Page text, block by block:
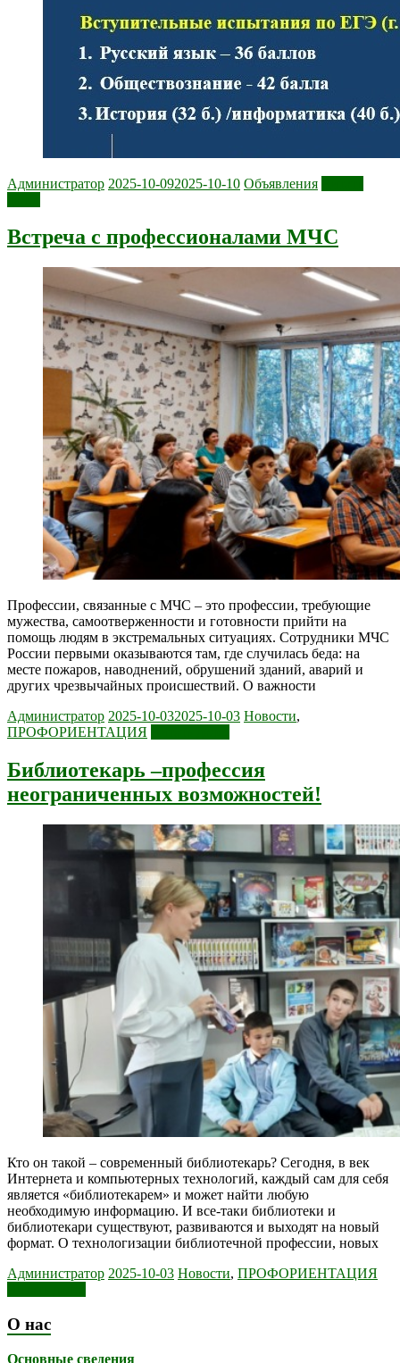
Администратор 2025-10-092025-10-10 Объявления
Встреча с профессионалами МЧС
Профессии, связанные с МЧС – это профессии, требующие
мужества, самоотверженности и готовности прийти на
помощь людям в экстремальных ситуациях. Сотрудники МЧС
России первыми оказываются там, где случилась беда: на
месте пожаров, наводнений, обрушений зданий, аварий и
других чрезвычайных происшествий. О важности
Администратор 2025-10-032025-10-03 Новости,
ПРОФОРИЕНТАЦИЯ
Библиотекарь –профессия
неограниченных возможностей!
Кто он такой – современный библиотекарь? Сегодня, в век
Интернета и компьютерных технологий, каждый сам для себя
является «библиотекарем» и может найти любую
необходимую информацию. И все-таки библиотеки и
библиотекари существуют, развиваются и выходят на новый
формат. О технологизации библиотечной профессии, новых
Администратор 2025-10-03 Новости, ПРОФОРИЕНТАЦИЯ
О нас
Основные сведения